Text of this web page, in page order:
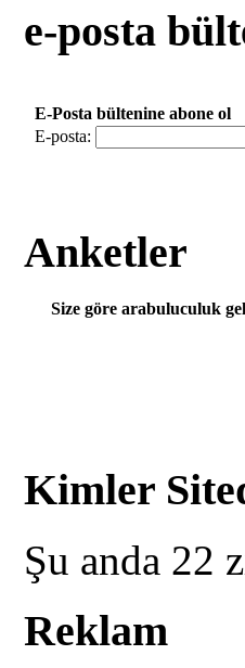
e-posta
E-Posta bültenine abone ol
E-posta:
Anketler
Size göre arabuluculuk
Kimler
Şu anda 22
Reklam